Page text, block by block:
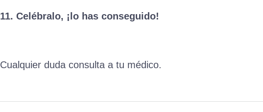
11. Celébralo, ¡lo has conseguido!
Cualquier duda consulta a tu médico.